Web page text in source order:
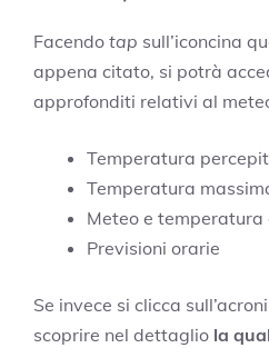
Facendo tap sull’iconcina
appena citato, si potrà
approfonditi relativi al
Temperatura
Temperatura
Meteo e
Previsioni orarie
Se invece si clicca
scoprire nel dettaglio la